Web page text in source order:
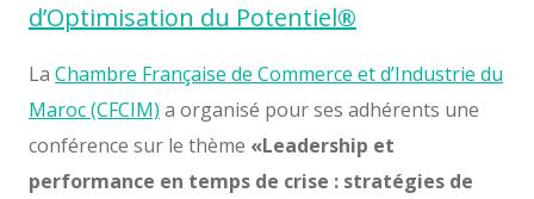
d’Optimisation du Potentiel®
La Chambre Française de Commerce et d’Industrie du
Maroc (CFCIM) a organisé pour ses adhérents une
conférence sur le thème «Leadership et
performance en temps de crise : stratégies de